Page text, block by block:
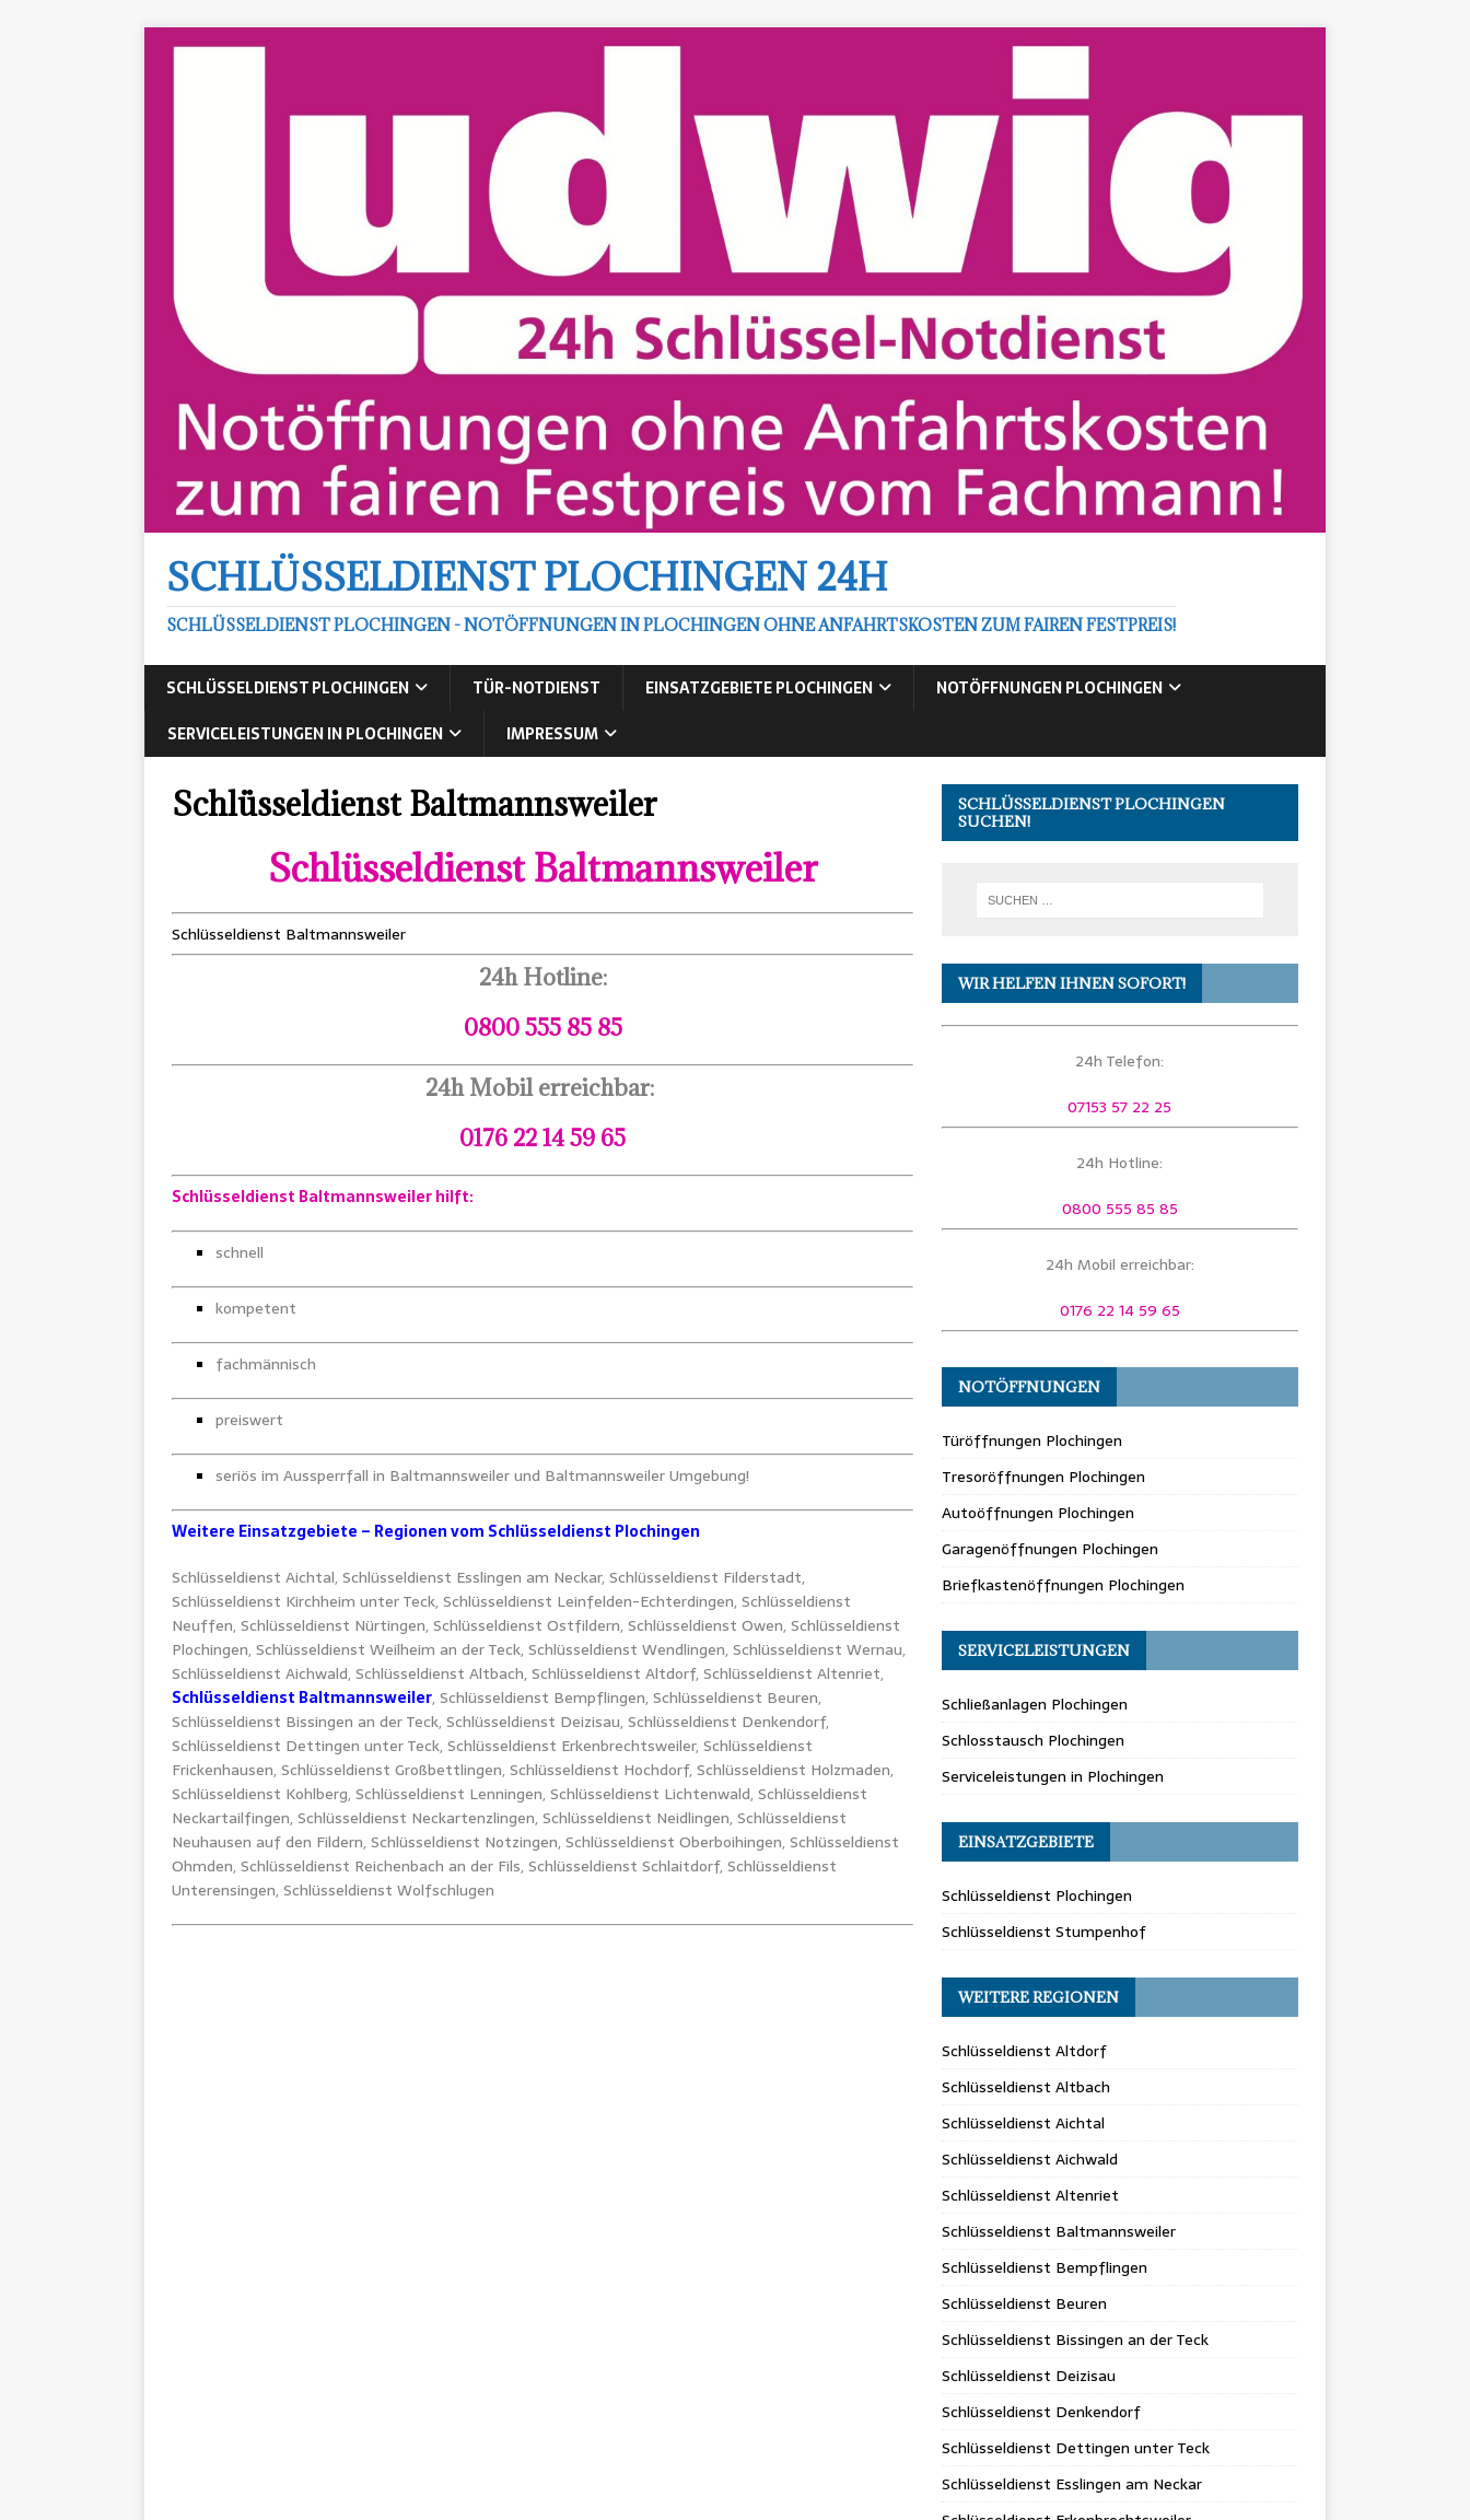
SCHLÜSSELDIENST PLOCHINGEN 24H
SCHLÜSSELDIENST PLOCHINGEN - NOTÖFFNUNGEN IN PLOCHINGEN OHNE ANFAHRTSKOSTEN ZUM FAIREN FESTPREIS!
SCHLÜSSELDIENST PLOCHINGEN TÜR-NOTDIENST EINSATZGEBIETE PLOCHINGEN
NOTÖFFNUNGEN PLOCHINGEN
SERVICELEISTUNGEN IN PLOCHINGEN
IMPRESSUM
Schlüsseldienst Baltmannsweiler
Schlüsseldienst Baltmannsweiler
Schlüsseldienst Baltmannsweiler
24h Hotline:
0800 555 85 85
24h Mobil erreichbar:
0176 22 14 59 65
Schlüsseldienst Baltmannsweiler hilft:
schnell
kompetent
fachmännisch
preiswert
seriös im Aussperrfall in Baltmannsweiler und Baltmannsweiler Umgebung!
Weitere Einsatzgebiete – Regionen vom Schlüsseldienst Plochingen
Schlüsseldienst Aichtal, Schlüsseldienst Esslingen am Neckar, Schlüsseldienst Filderstadt,
Schlüsseldienst Kirchheim unter Teck, Schlüsseldienst Leinfelden-Echterdingen, Schlüsseldienst
Neuffen, Schlüsseldienst Nürtingen, Schlüsseldienst Ostfildern, Schlüsseldienst Owen, Schlüsseldienst
Plochingen, Schlüsseldienst Weilheim an der Teck, Schlüsseldienst Wendlingen, Schlüsseldienst Wernau,
Schlüsseldienst Aichwald, Schlüsseldienst Altbach, Schlüsseldienst Altdorf, Schlüsseldienst Altenriet,
Schlüsseldienst Baltmannsweiler, Schlüsseldienst Bempflingen, Schlüsseldienst Beuren,
Schlüsseldienst Bissingen an der Teck, Schlüsseldienst Deizisau, Schlüsseldienst Denkendorf,
Schlüsseldienst Dettingen unter Teck, Schlüsseldienst Erkenbrechtsweiler, Schlüsseldienst
Frickenhausen, Schlüsseldienst Großbettlingen, Schlüsseldienst Hochdorf, Schlüsseldienst Holzmaden,
Schlüsseldienst Kohlberg, Schlüsseldienst Lenningen, Schlüsseldienst Lichtenwald, Schlüsseldienst
Neckartailfingen, Schlüsseldienst Neckartenzlingen, Schlüsseldienst Neidlingen, Schlüsseldienst
Neuhausen auf den Fildern, Schlüsseldienst Notzingen, Schlüsseldienst Oberboihingen, Schlüsseldienst
Ohmden, Schlüsseldienst Reichenbach an der Fils, Schlüsseldienst Schlaitdorf, Schlüsseldienst
Unterensingen, Schlüsseldienst Wolfschlugen
SCHLÜSSELDIENST PLOCHINGEN
SUCHEN!
WIR HELFEN IHNEN SOFORT!
24h Telefon:
07153 57 22 25
24h Hotline:
0800 555 85 85
24h Mobil erreichbar:
0176 22 14 59 65
NOTÖFFNUNGEN
Türöffnungen Plochingen
Tresoröffnungen Plochingen
Autoöffnungen Plochingen
Garagenöffnungen Plochingen
Briefkastenöffnungen Plochingen
SERVICELEISTUNGEN
Schließanlagen Plochingen
Schlosstausch Plochingen
Serviceleistungen in Plochingen
EINSATZGEBIETE
Schlüsseldienst Plochingen
Schlüsseldienst Stumpenhof
WEITERE REGIONEN
Schlüsseldienst Altdorf
Schlüsseldienst Altbach
Schlüsseldienst Aichtal
Schlüsseldienst Aichwald
Schlüsseldienst Altenriet
Schlüsseldienst Baltmannsweiler
Schlüsseldienst Bempflingen
Schlüsseldienst Beuren
Schlüsseldienst Bissingen an der Teck
Schlüsseldienst Deizisau
Schlüsseldienst Denkendorf
Schlüsseldienst Dettingen unter Teck
Schlüsseldienst Esslingen am Neckar